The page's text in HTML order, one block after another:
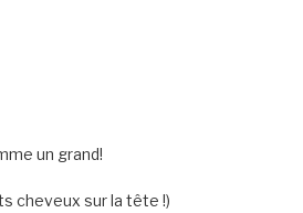
un grand!
cheveux sur la tête !)